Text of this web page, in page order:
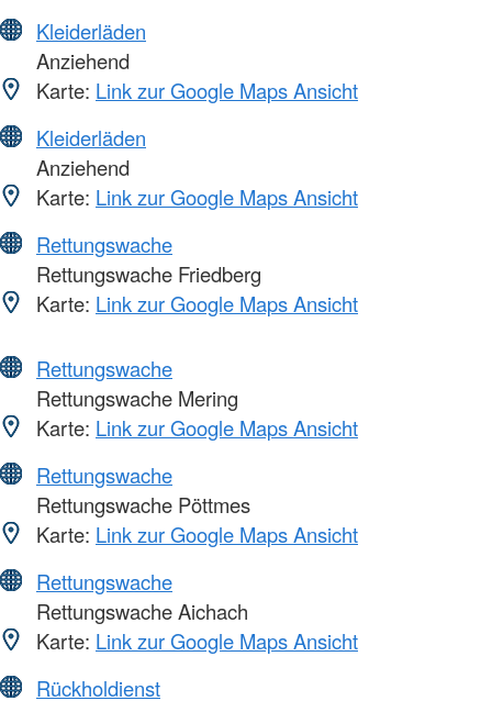
Kleiderläden
Anziehend
Karte: Link zur Google Maps Ansicht
Kleiderläden
Anziehend
Karte: Link zur Google Maps Ansicht
Rettungswache
Rettungswache Friedberg
Karte: Link zur Google Maps Ansicht
Rettungswache
Rettungswache Mering
Karte: Link zur Google Maps Ansicht
Rettungswache
Rettungswache Pöttmes
Karte: Link zur Google Maps Ansicht
Rettungswache
Rettungswache Aichach
Karte: Link zur Google Maps Ansicht
Rückholdienst